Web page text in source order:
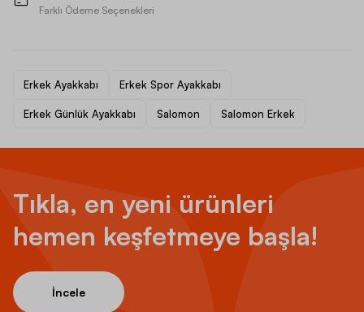
Farklı Ödeme Seçenekleri
Erkek Ayakkabı Erkek Spor Ayakkabı
Erkek Günlük Ayakkabı Salomon Salomon Erkek
Tıkla, en yeni ürünleri
hemen keşfetmeye başla!
İncele